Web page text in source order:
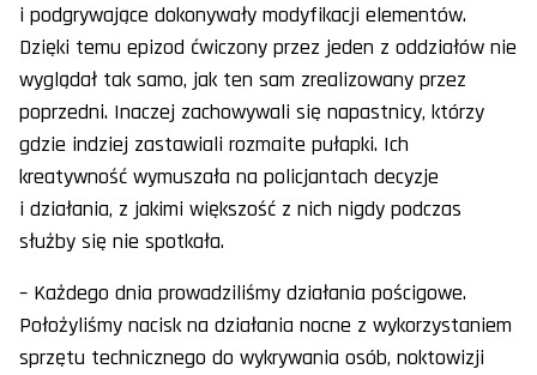
i podgrywające dokonywały modyfikacji elementów.
Dzięki temu epizod ćwiczony przez jeden z oddziałów nie
wyglądał tak samo, jak ten sam zrealizowany przez
poprzedni. Inaczej zachowywali się napastnicy, którzy
gdzie indziej zastawiali rozmaite pułapki. Ich
kreatywność wymuszała na policjantach decyzje
i działania, z jakimi większość z nich nigdy podczas
służby się nie spotkała.
– Każdego dnia prowadziliśmy działania pościgowe.
Położyliśmy nacisk na działania nocne z wykorzystaniem
sprzętu technicznego do wykrywania osób, noktowizji